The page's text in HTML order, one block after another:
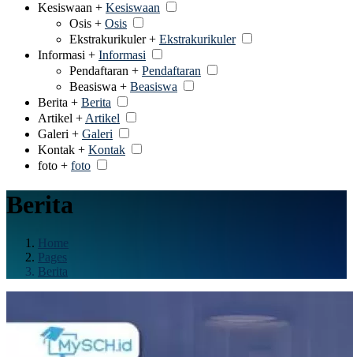
Kesiswaan + Kesiswaan
Osis + Osis
Ekstrakurikuler + Ekstrakurikuler
Informasi + Informasi
Pendaftaran + Pendaftaran
Beasiswa + Beasiswa
Berita + Berita
Artikel +Artikel
Galeri + Galeri
Kontak + Kontak
foto + foto
Berita
Home
Pages
Berita